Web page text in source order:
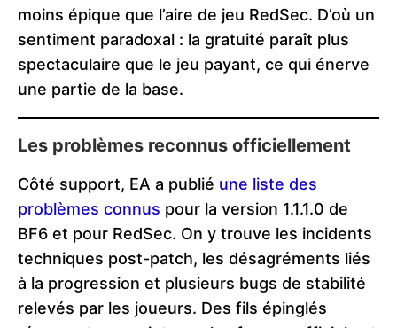
moins épique que l’aire de jeu RedSec. D’où un
sentiment paradoxal : la gratuité paraît plus
spectaculaire que le jeu payant, ce qui énerve
une partie de la base.
Les problèmes reconnus officiellement
Côté support, EA a publié une liste des
problèmes connus pour la version 1.1.1.0 de
BF6 et pour RedSec. On y trouve les incidents
techniques post-patch, les désagréments liés
à la progression et plusieurs bugs de stabilité
relevés par les joueurs. Des fils épinglés